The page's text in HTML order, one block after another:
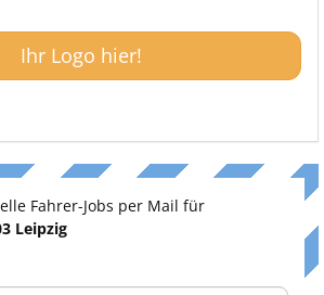
Ihr Logo hier!
Fahrer-Jobs per Mail für
Leipzig